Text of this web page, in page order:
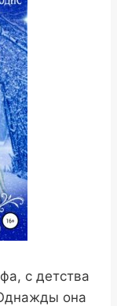
с детства
она